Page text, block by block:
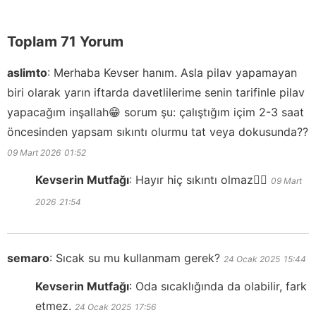
Toplam 71 Yorum
aslimto: Merhaba Kevser hanım. Asla pilav yapamayan
biri olarak yarın iftarda davetlilerime senin tarifinle pilav
yapacağım inşallah😁 sorum şu: çalıştığım içim 2-3 saat
öncesinden yapsam sıkıntı olurmu tat veya dokusunda??
09 Mart 2026 01:52
Kevserin Mutfağı: Hayır hiç sıkıntı olmaz👍🏻 09 Mart
2026 21:54
semaro: Sıcak su mu kullanmam gerek? 24 Ocak 2025 15:44
Kevserin Mutfağı: Oda sıcaklığında da olabilir, fark
etmez. 24 Ocak 2025 17:56